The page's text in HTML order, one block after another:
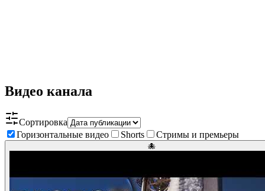
Видео канала
Сортировка
Горизонтальные видео
Shorts Стримы и премьеры
🐙